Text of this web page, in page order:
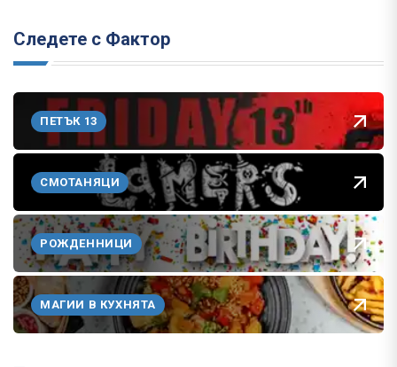
Следете с Фактор
ПЕТЪК 13
СМОТАНЯЦИ
РОЖДЕННИЦИ
МАГИИ В КУХНЯТА